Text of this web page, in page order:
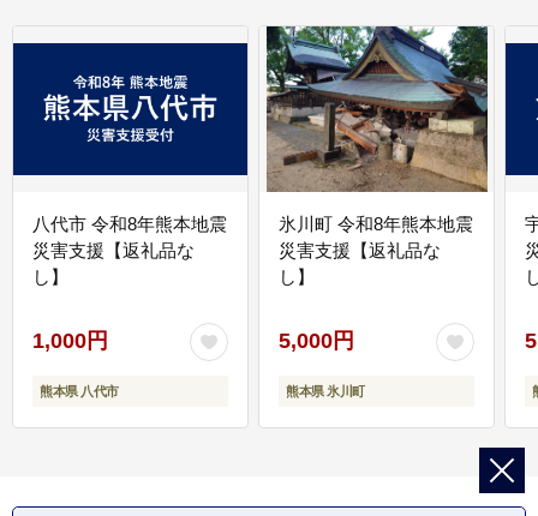
八代市 令和8年熊本地震
災害支援【返礼品な
し】
1,000円
熊本県 八代市
氷川町 令和8年熊本地震
災害支援【返礼品な
し】
5,000円
熊本県 氷川町